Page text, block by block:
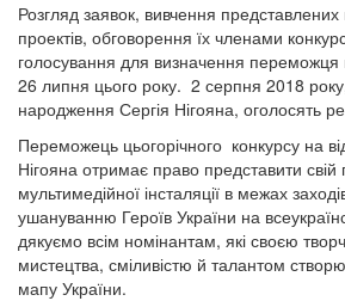
Розгляд заявок, вивчення представлених
проектів, обговорення їх членами
голосування для визначення переможця
26 липня цього року. 2 серпня 2018
народження Сергія Нігояна, оголосять
Переможець цьогорічного конкурсу на
Нігояна отримає право представити свій
мультимедійної інсталяції в межах
ушануванню Героїв України на
дякуємо всім номінантам, які своєю
мистецтва, сміливістю й талантом
мапу України.